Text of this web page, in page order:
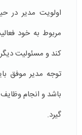
اولویت مدیر در
مربوط به خود
کند و مسئولیت
توجه مدیر موفق
باشد و انجام
گیرد.